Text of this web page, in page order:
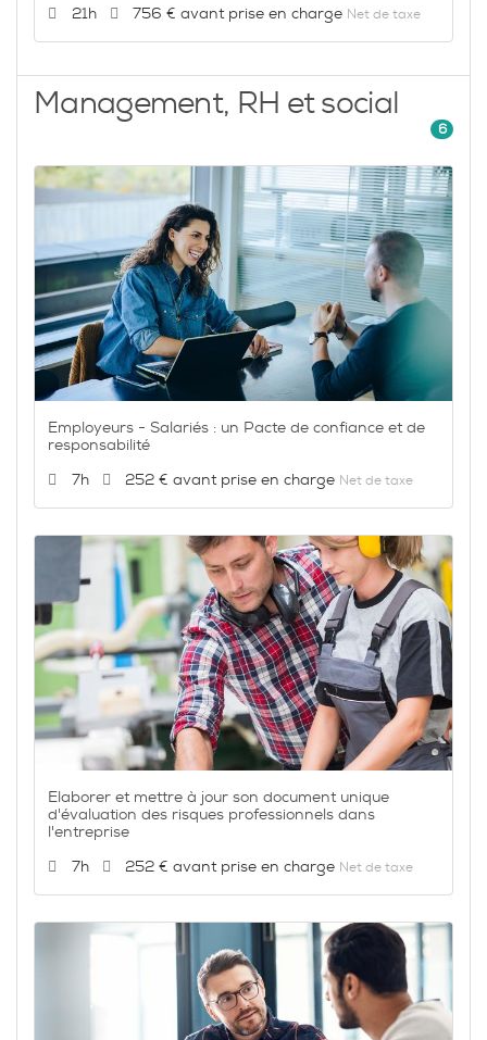
Durée :
21h Prix :
756 € Net de taxe
Management, RH et social
6
Employeurs - Salariés : un Pacte de confiance et de
responsabilité
Durée :
7h Prix :
252 € Net de taxe
Elaborer et mettre à jour son document unique
d'évaluation des risques professionnels dans
l'entreprise
Durée :
7h Prix :
252 € Net de taxe